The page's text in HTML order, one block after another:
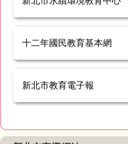
十二年國民教育基本網
新北市教育電子報